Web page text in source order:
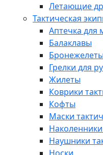
Летающие
Тактическая
Аптечка для
Балаклавы
Бронежелеты
Грелки для
Жилеты
Коврики
Кофты
Маски
Наушники